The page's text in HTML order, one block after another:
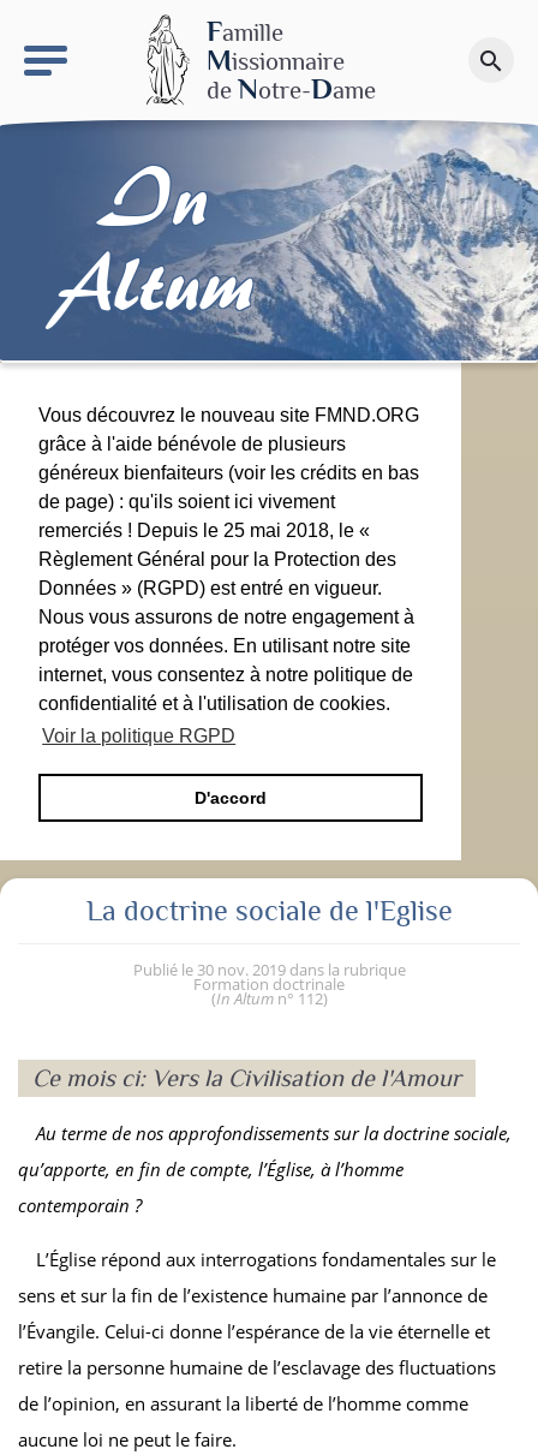
Famille
Missionnaire
de Notre-Dame
search
Faire un don
In
Altum
Vous découvrez le nouveau site FMND.ORG
grâce à l'aide bénévole de plusieurs
généreux bienfaiteurs (voir les crédits en bas
de page) : qu'ils soient ici vivement
remerciés ! Depuis le 25 mai 2018, le «
Règlement Général pour la Protection des
Données » (RGPD) est entré en vigueur.
Nous vous assurons de notre engagement à
protéger vos données. En utilisant notre site
internet, vous consentez à notre politique de
confidentialité et à l'utilisation de cookies.
Voir la politique RGPD
D'accord
La doctrine sociale de l'Eglise
Publié le 30 nov. 2019 dans la rubrique
Formation doctrinale
(In Altumn° 112)
Ce mois ci: Vers la Civilisation de l'Amour
Au terme de nos approfondissements sur la doctrine sociale,
qu’apporte, en fin de compte, l’Église, à l’homme
contemporain ?
L’Église répond aux interrogations fondamentales sur le
sens et sur la fin de l’existence humaine par l’annonce de
l’Évangile. Celui-ci donne l’espérance de la vie éternelle et
retire la personne humaine de l’esclavage des fluctuations
de l’opinion, en assurant la liberté de l’homme comme
aucune loi ne peut le faire.